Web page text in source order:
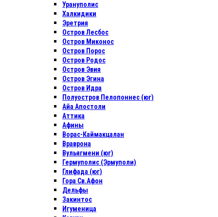
Урануполис
Халкидики
Эретрия
Остров Лесбос
Остров Миконос
Остров Порос
Остров Родос
Остров Эвия
Остров Эгина
Остров Идра
Полуостров Пелопоннес (юг)
Айа Апостоли
Аттика
Афины
Ворас-Каймакцалан
Враврона
Вульягмени (юг)
Гермуполис (Эрмуполи)
Глифада (юг)
Гора Св.Афон
Дельфы
Закинтос
Игуменица